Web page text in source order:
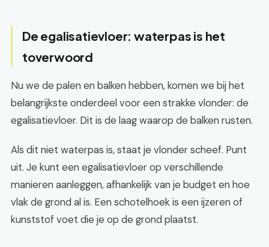
De egalisatievloer: waterpas is het
toverwoord
Nu we de palen en balken hebben, komen we bij het
belangrijkste onderdeel voor een strakke vlonder: de
egalisatievloer. Dit is de laag waarop de balken rusten.
Als dit niet waterpas is, staat je vlonder scheef. Punt
uit. Je kunt een egalisatievloer op verschillende
manieren aanleggen, afhankelijk van je budget en hoe
vlak de grond al is. Een schotelhoek is een ijzeren of
kunststof voet die je op de grond plaatst.